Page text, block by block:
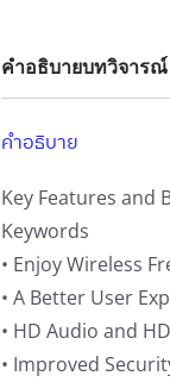
คำอธิบายบทวิจารณ์
คำอธิบาย
Key Features and
Keywords
• Enjoy Wireless
• A Better User
• HD Audio and
• Improved